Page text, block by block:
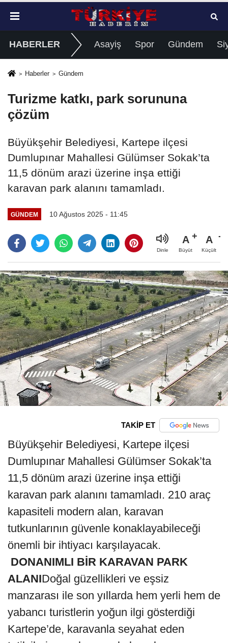
HABERLER Asayiş Spor Gündem
Haberler Gündem
Turizme katkı, park sorununa
çözüm
Büyükşehir Belediyesi, Kartepe ilçesi
Dumlupınar Mahallesi Gülümser Sokak’ta
11,5 dönüm arazi üzerine inşa ettiği
karavan park alanını tamamladı.
GÜNDEM 10 Ağustos 2025 - 11:45
Dinle
A
Büyüt
A
Küçült
TAKİP ET
Büyükşehir Belediyesi, Kartepe ilçesi
Dumlupınar Mahallesi Gülümser Sokak’ta
11,5 dönüm arazi üzerine inşa ettiği
karavan park alanını tamamladı. 210 araç
kapasiteli modern alan, karavan
tutkunlarının güvenle konaklayabileceği
önemli bir ihtiyacı karşılayacak.
DONANIMLI BİR KARAVAN PARK
ALANIDoğal güzellikleri ve eşsiz
manzarası ile son yıllarda hem yerli hem de
yabancı turistlerin yoğun ilgi gösterdiği
Kartepe’de, karavanla seyahat eden